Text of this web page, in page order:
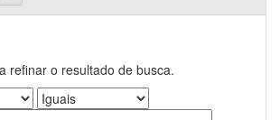
refinar o resultado de busca.